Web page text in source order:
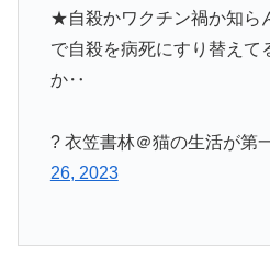
★自殺かワクチン禍か知ら
で自殺を病死にすり替えて
か‥
? 衣笠書林＠猫の生活が第
26, 2023